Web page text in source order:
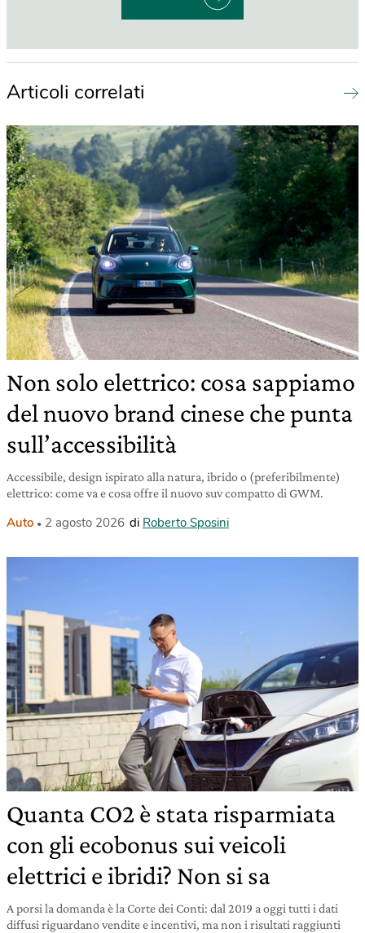
Articoli correlati
Non solo elettrico: cosa sappiamo
del nuovo brand cinese che punta
sull’accessibilità
Accessibile, design ispirato alla natura, ibrido o (preferibilmente)
elettrico: come va e cosa offre il nuovo suv compatto di GWM.
Auto 2 agosto 2026 di Roberto Sposini
Quanta CO2 è stata risparmiata
con gli ecobonus sui veicoli
elettrici e ibridi? Non si sa
A porsi la domanda è la Corte dei Conti: dal 2019 a oggi tutti i dati
diffusi riguardano vendite e incentivi, ma non i risultati raggiunti